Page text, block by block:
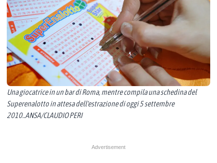
Una giocatrice in un bar di Roma, mentre compila una schedina del
Superenalotto in attesa dell'estrazione di oggi 5 settembre
2010..ANSA/CLAUDIO PERI